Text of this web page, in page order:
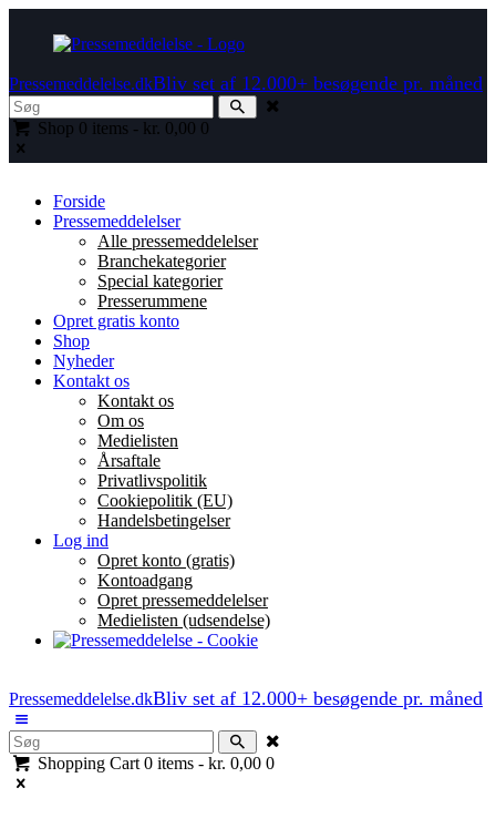
Pressemeddelelse.dkBliv set af 12.000+ besøgende pr. måned
Shop 0 items - kr. 0,00 0
Forside
Pressemeddelelser
Alle pressemeddelelser
Branchekategorier
Special kategorier
Presserummene
Opret gratis konto
Shop
Nyheder
Kontakt os
Kontakt os
Om os
Medielisten
Årsaftale
Privatlivspolitik
Cookiepolitik (EU)
Handelsbetingelser
Log ind
Opret konto (gratis)
Kontoadgang
Opret pressemeddelelser
Medielisten (udsendelse)
Pressemeddelelse.dkBliv set af 12.000+ besøgende pr. måned
Shopping Cart 0 items -kr. 0,00 0